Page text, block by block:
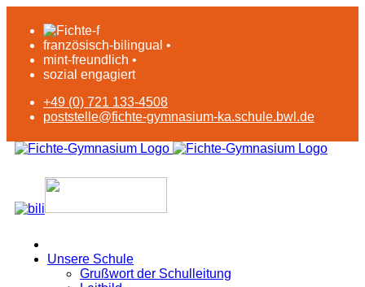
französisch-bilingual •
mint-freundlich •
sozial engagiert
+49 (0) 721 133-4508
poststelle@fichte-gymnasium-ka.schule.bwl.de
Unsere Schule
Grußwort der Schulleitung